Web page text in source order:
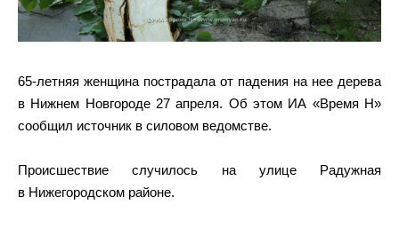
65-летняя женщина пострадала от падения на нее дерева
в Нижнем Новгороде 27 апреля. Об этом ИА «Время Н»
сообщил источник в силовом ведомстве.
Происшествие случилось на улице Радужная
в Нижегородском районе.